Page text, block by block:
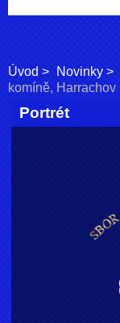
Úvod Novinky
komíně, Harrachov
Portrét